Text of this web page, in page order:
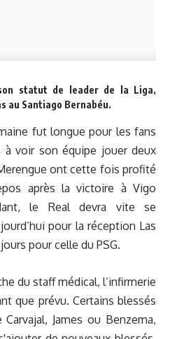
statut de leader de la Liga,
au Santiago Bernabéu.
fut longue pour les fans
à voir son équipe jouer deux
ont cette fois profité
après la victoire à Vigo
le Real devra vite se
pour la réception Las
pour celle du PSG.
du staff médical, l’infirmerie
que prévu. Certains blessés
James ou Benzema,